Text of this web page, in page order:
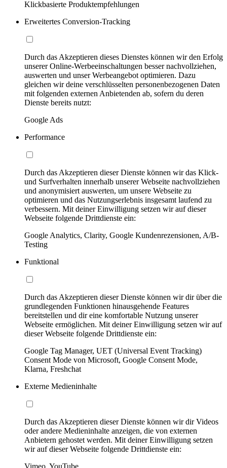
Klickbasierte Produktempfehlungen
Erweitertes Conversion-Tracking
Durch das Akzeptieren dieses Dienstes können wir den Erfolg
unserer Online-Werbeeinschaltungen besser nachvollziehen,
auswerten und unser Werbeangebot optimieren. Dazu
gleichen wir deine verschlüsselten personenbezogenen Daten
mit folgenden externen Anbietenden ab, sofern du deren
Dienste bereits nutzt:
Google Ads
Performance
Durch das Akzeptieren dieser Dienste können wir das Klick-
und Surfverhalten innerhalb unserer Webseite nachvollziehen
und anonymisiert auswerten, um unsere Webseite zu
optimieren und das Nutzungserlebnis insgesamt laufend zu
verbessern. Mit deiner Einwilligung setzen wir auf dieser
Webseite folgende Drittdienste ein:
Google Analytics, Clarity, Google Kundenrezensionen, A/B-
Testing
Funktional
Durch das Akzeptieren dieser Dienste können wir dir über die
grundlegenden Funktionen hinausgehende Features
bereitstellen und dir eine komfortable Nutzung unserer
Webseite ermöglichen. Mit deiner Einwilligung setzen wir auf
dieser Webseite folgende Drittdienste ein:
Google Tag Manager, UET (Universal Event Tracking)
Consent Mode von Microsoft, Google Consent Mode,
Klarna, Freshchat
Externe Medieninhalte
Durch das Akzeptieren dieser Dienste können wir dir Videos
oder andere Medieninhalte anzeigen, die von externen
Anbietern gehostet werden. Mit deiner Einwilligung setzen
wir auf dieser Webseite folgende Drittdienste ein: